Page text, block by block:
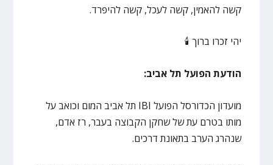
קשה להאמין, קשה לעכל, קשה להיפרד.
יהי זכרו ברוך 🕯
הודעת הפועל תל אביב:
מועדון הכדורסל הפועל IBI תל אביב המום וכואב על
מותו בטרם עת של שחקן הקבוצה בעבר, רז אדם,
שנהרג הערב בתאונת דרכים.